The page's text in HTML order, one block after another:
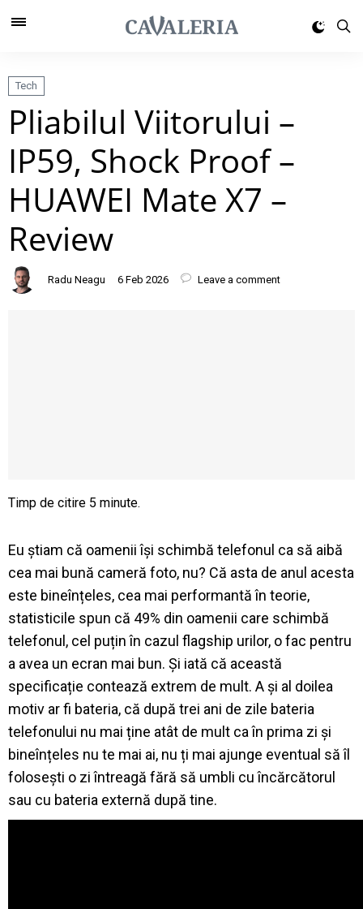
Tech
Pliabilul Viitorului –
IP59, Shock Proof –
HUAWEI Mate X7 –
Review
Radu Neagu 6 Feb 2026 Leave a comment
Eu știam că oamenii își schimbă telefonul ca să aibă
cea mai bună cameră foto, nu? Că asta de anul acesta
este bineînțeles, cea mai performantă în teorie,
statisticile spun că 49% din oamenii care schimbă
telefonul, cel puțin în cazul flagship urilor, o fac pentru
a avea un ecran mai bun. Și iată că această
specificație contează extrem de mult. A și al doilea
motiv ar fi bateria, că după trei ani de zile bateria
telefonului nu mai ține atât de mult ca în prima zi și
bineînțeles nu te mai ai, nu ți mai ajunge eventual să îl
folosești o zi întreagă fără să umbli cu încărcătorul
sau cu bateria externă după tine.